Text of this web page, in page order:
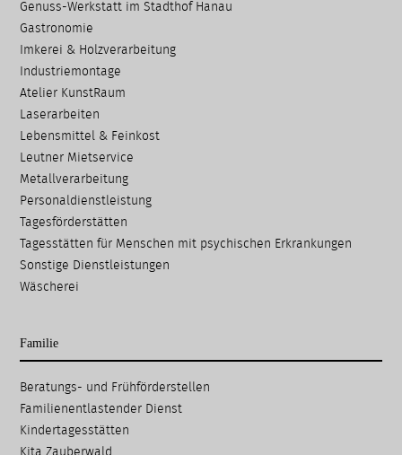
Genuss-Werkstatt im Stadthof Hanau
Gastronomie
Imkerei & Holz­verarbeitung
Industriemontage
Atelier KunstRaum
Laserarbeiten
Lebensmittel & Feinkost
Leutner Mietservice
Metallverarbeitung
Personaldienstleistung
Tagesförderstätten
Tagesstätten für Menschen mit psychischen Erkrankungen
Sonstige Dienstleistungen
Wäscherei
Familie
Navigation
überspringen
Beratungs- und Frühförder­stellen
Familien­entlastender Dienst
Kinder­tages­stätten
Kita Zauberwald